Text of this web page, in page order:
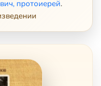
протоиерей.